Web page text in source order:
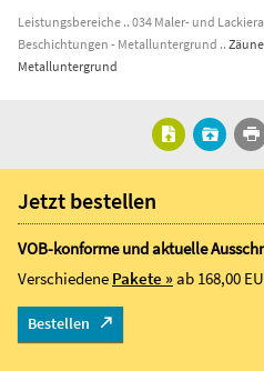
Leistungsbereiche
034 Maler- und
Beschichtungen - Metalluntergrund
Metalluntergrund
Jetzt bestellen
VOB-konforme und aktuelle
Verschiedene Pakete »ab 168,00
Bestellen